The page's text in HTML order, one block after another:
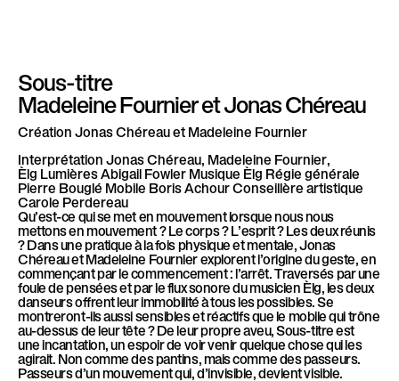
Sous-titre
Madeleine Fournier et Jonas Chéreau
Création Jonas Chéreau et Madeleine Fournier
Interprétation Jonas Chéreau, Madeleine Fournier,
Èlg Lumières Abigail Fowler Musique Èlg Régie générale
Pierre Bouglé Mobile Boris AchourConseillère artistique
Carole Perdereau
Qu’est-ce qui se met en mouvement lorsque nous nous
mettons en mouvement ? Le corps ? L’esprit ? Les deux réunis
? Dans une pratique à la fois physique et mentale, Jonas
Chéreau et Madeleine Fournier explorent l’origine du geste, en
commençant par le commencement : l’arrêt. Traversés par une
foule de pensées et par le flux sonore du musicien Èlg, les deux
danseurs offrent leur immobilité à tous les possibles. Se
montreront-ils aussi sensibles et réactifs que le mobile qui trône
au-dessus de leur tête ? De leur propre aveu, Sous-titre est
une incantation, un espoir de voir venir quelque chose qui les
agirait. Non comme des pantins, mais comme des passeurs.
Passeurs d’un mouvement qui, d’invisible, devient visible.